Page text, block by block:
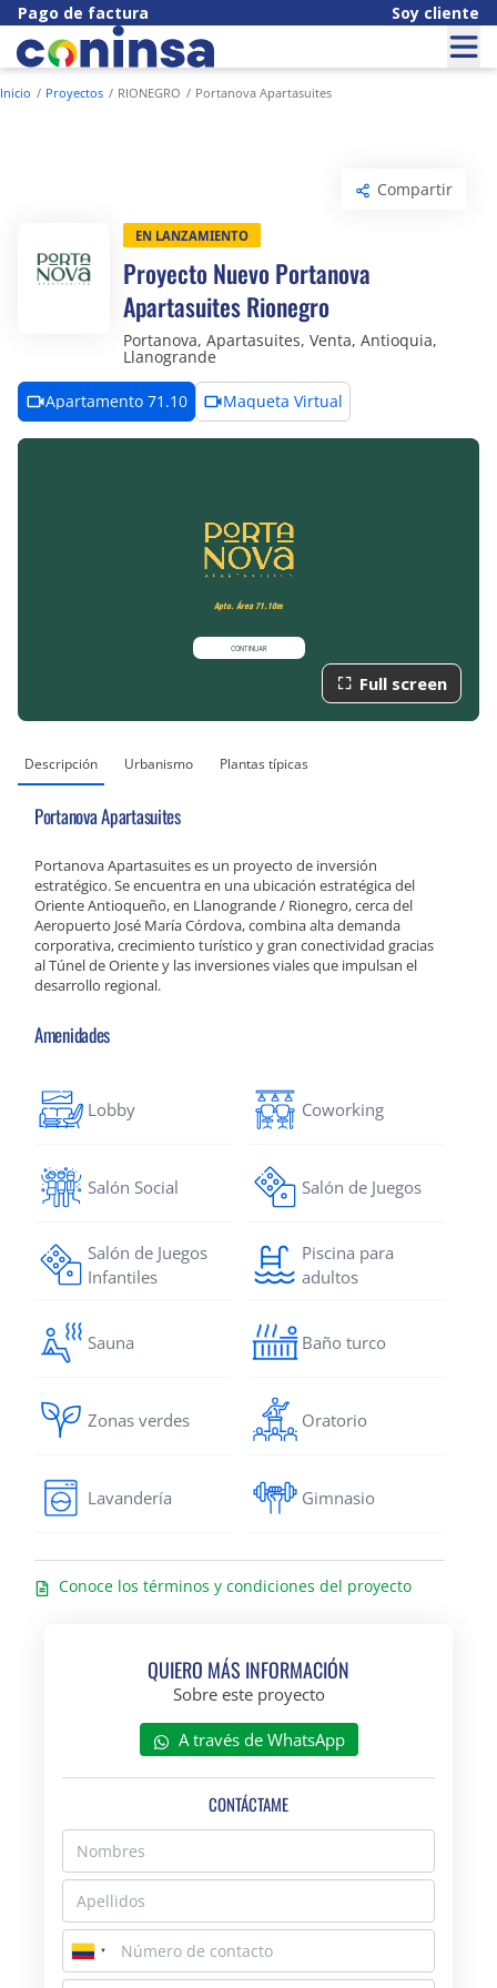
Pago de factura Soy cliente
Inicio Proyectos RIONEGRO Portanova Apartasuites
Compartir
En lanzamiento
Proyecto Nuevo Portanova
Apartasuites Rionegro
Portanova, Apartasuites, Venta, Antioquia,
Llanogrande
Apartamento 71.10 Maqueta Virtual
Full screen
Descripción Urbanismo Plantas típicas
Portanova Apartasuites
Portanova Apartasuites es un proyecto de inversión
estratégico. Se encuentra en una ubicación estratégica del
Oriente Antioqueño, en Llanogrande / Rionegro, cerca del
Aeropuerto José María Córdova, combina alta demanda
corporativa, crecimiento turístico y gran conectividad gracias
al Túnel de Oriente y las inversiones viales que impulsan el
desarrollo regional.
Amenidades
Lobby Coworking
Salón Social Salón de Juegos
Salón de Juegos
Infantiles
Piscina para
adultos
Sauna Baño turco
Zonas verdes Oratorio
Lavandería Gimnasio
Conoce los términos y condiciones del proyecto
QUIERO MÁS INFORMACIÓN
Sobre este proyecto
A través de WhatsApp
CONTÁCTAME